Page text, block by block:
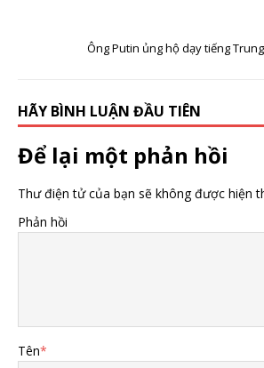
trong ngành thờiÔng Putin ủng hộ dạy tiếng
HÃY BÌNH LUẬN ĐẦU TIÊN
Để lại một phản hồi
Thư điện tử của bạn sẽ không được hiện
Phản hồi
Tên*